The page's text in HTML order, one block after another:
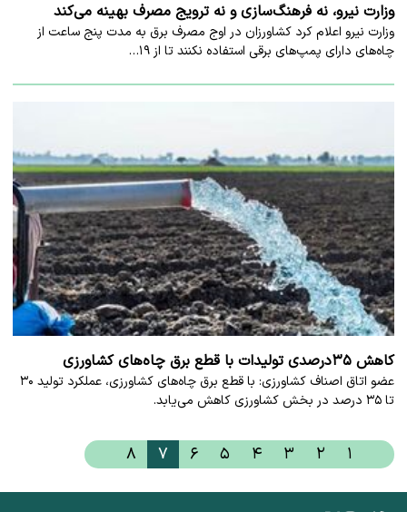
وزارت نیرو، نه فرهنگ‌سازی و نه ترویج مصرف بهینه می‌کند
وزارت نیرو اعلام کرد کشاورزان در اوج مصرف برق به مدت پنج ساعت از
چاه‌های دارای پمپ‌های برقی استفاده نکنند تا از ۱۹…
​کاهش ۳۵درصدی تولیدات با قطع برق چاه‌های کشاورزی
عضو اتاق اصناف کشاورزی: با قطع برق چاه‌های کشاورزی، عملکرد تولید ۳۰
تا ۳۵ درصد در بخش کشاورزی کاهش می‌یابد.
۱ ۲ ۳ ۴ ۵ ۶ ۷ ۸